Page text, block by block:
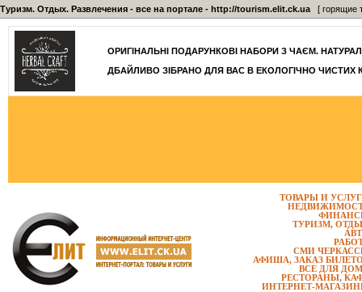
Туризм. Отдых. Развлечения - все на портале - http://tourism.elit.ck.ua [ горящие
ОРИГІНАЛЬНІ ПОДАРУНКОВІ НАБОРИ З ЧАЄМ.
ДБАЙЛИВО ЗІБРАНО ДЛЯ ВАС В ЕКОЛОГІЧНО ЧИСТИХ
ТОВАРЫ И
ТУРИЗМ,
СМИ
АФИША, ЗАКАЗ
ВСЕ ДЛЯ
РЕСТОРАНЫ,
ИНТЕРНЕТ-